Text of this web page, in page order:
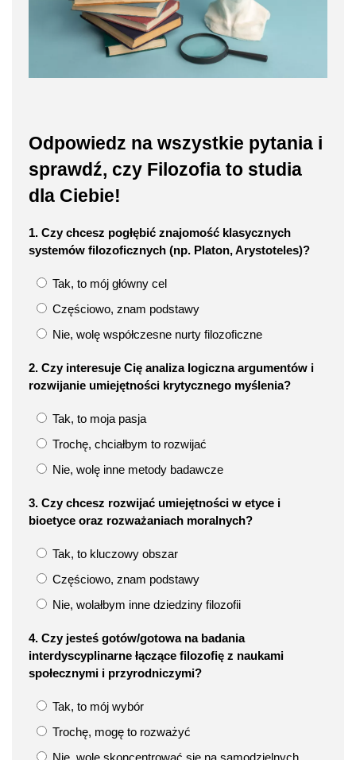
Odpowiedz na wszystkie pytania i
sprawdź, czy Filozofia to studia
dla Ciebie!
1. Czy chcesz pogłębić znajomość klasycznych
systemów filozoficznych (np. Platon, Arystoteles)?
Tak, to mój główny cel
Częściowo, znam podstawy
Nie, wolę współczesne nurty filozoficzne
2. Czy interesuje Cię analiza logiczna argumentów i
rozwijanie umiejętności krytycznego myślenia?
Tak, to moja pasja
Trochę, chciałbym to rozwijać
Nie, wolę inne metody badawcze
3. Czy chcesz rozwijać umiejętności w etyce i
bioetyce oraz rozważaniach moralnych?
Tak, to kluczowy obszar
Częściowo, znam podstawy
Nie, wolałbym inne dziedziny filozofii
4. Czy jesteś gotów/gotowa na badania
interdyscyplinarne łączące filozofię z naukami
społecznymi i przyrodniczymi?
Tak, to mój wybór
Trochę, mogę to rozważyć
Nie, wolę skoncentrować się na samodzielnych